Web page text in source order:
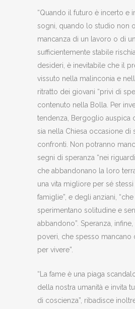
“Quando il futuro è incerto e
sogni, quando lo studio non
mancanza di un lavoro o di
sufficientemente stabile
desideri, è inevitabile che il
vissuto nella malinconia e nella
ritratto dei giovani “privi di
contenuto nella Bolla. Per
tendenza, Bergoglio auspica
sia nella Chiesa occasione di
confronti. Non potranno
segni di speranza “nei
che abbandonano la loro
una vita migliore per sé
famiglie”, e degli anziani,
sperimentano solitudine e
abbandono”. Speranza,
poveri, che spesso mancano
per vivere”.
“La fame è una piaga
della nostra umanità e invita
di coscienza”, ribadisce